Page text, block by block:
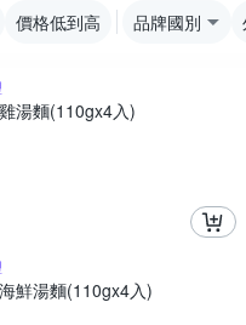
價格低到高 品牌國別
湯麵(110gx4入)
鮮湯麵(110gx4入)